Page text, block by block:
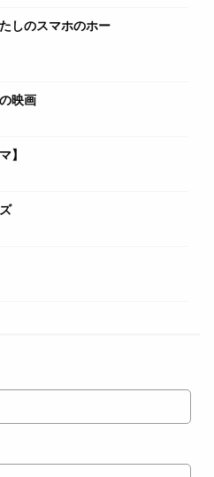
しのスマホのホー
映画
】